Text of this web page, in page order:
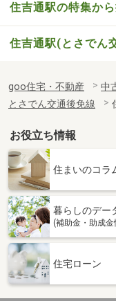
住吉通駅の特集か
住吉通駅(とさでん
goo住宅・不動産 中
とさでん交通後免線
お役立ち情報
住まいのコラ
暮らしのデー
(補助金・助成金
住宅ローン